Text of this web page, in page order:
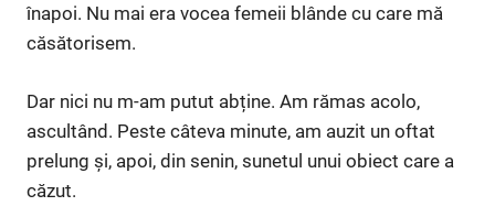
înapoi. Nu mai era vocea femeii blânde cu care mă
căsătorisem.
Dar nici nu m-am putut abține. Am rămas acolo,
ascultând. Peste câteva minute, am auzit un oftat
prelung și, apoi, din senin, sunetul unui obiect care a
căzut.